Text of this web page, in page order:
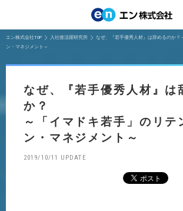
エン株式会社TOP 入社後活躍研究所
なぜ、『若手優秀人材』は辞めるのか？
ン・マネジメント～
なぜ、『若手優秀人材』は
か？
～「イマドキ若手」のリテ
ン・マネジメント～
2019/10/11 UPDATE